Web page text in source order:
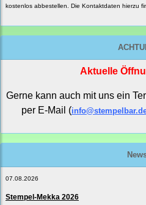
kostenlos abbestellen. Die Kontaktdaten hierzu
Aktuelle
Gerne kann auch mit uns ein
per E-Mail (
07.08.2026
Stempel-Mekka 2026